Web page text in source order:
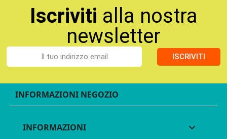
Iscriviti alla nostra
newsletter
ISCRIVITI
INFORMAZIONI NEGOZIO
INFORMAZIONI 